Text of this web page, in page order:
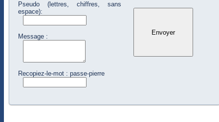
Pseudo (lettres, chiffres, sans
espace):
Message :
Recopiez-le-mot : passe-pierre